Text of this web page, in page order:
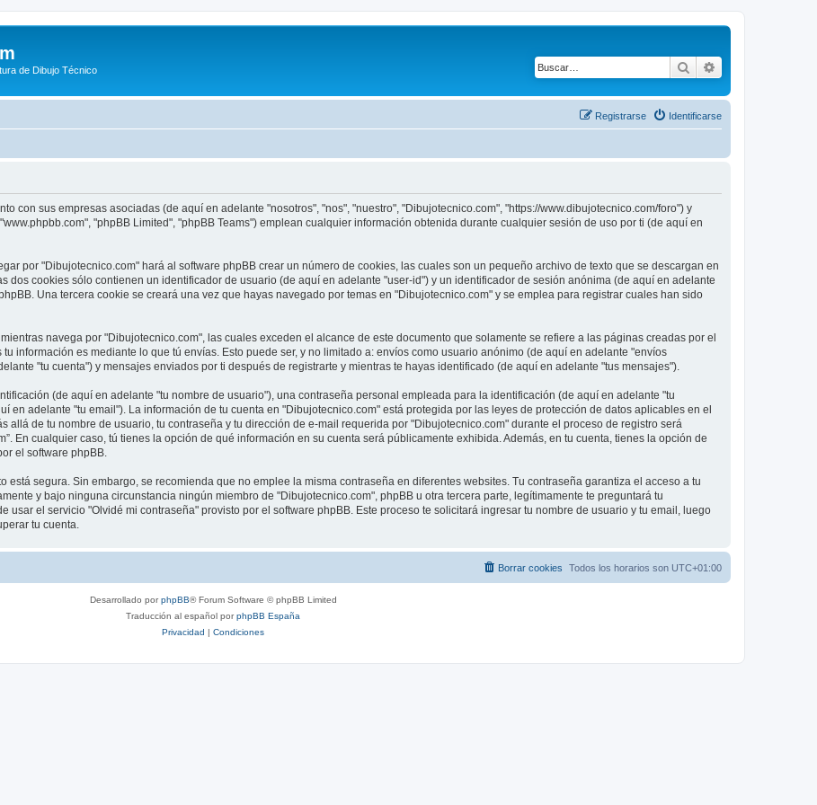
de Dibujo Técnico Buscar
Identificarse
Registrarse
con sus empresas asociadas (de aquí en adelante "nosotros", "nos", "nuestro", "Dibujotecnico.com", "https://www.dibujotecnico.com/foro") y
"phpBB Limited", "phpBB Teams") emplean cualquier información obtenida durante cualquier sesión de uso por ti (de aquí en
por "Dibujotecnico.com" hará al software phpBB crear un número de cookies, las cuales son un pequeño archivo de texto que se descargan en
dos cookies sólo contienen un identificador de usuario (de aquí en adelante "user-id") y un identificador de sesión anónima (de aquí en adelante
Una tercera cookie se creará una vez que hayas navegado por temas en "Dibujotecnico.com" y se emplea para registrar cuales han sido
navega por "Dibujotecnico.com", las cuales exceden el alcance de este documento que solamente se refiere a las páginas creadas por el
información es mediante lo que tú envías. Esto puede ser, y no limitado a: envíos como usuario anónimo (de aquí en adelante "envíos
"tu cuenta") y mensajes enviados por ti después de registrarte y mientras te hayas identificado (de aquí en adelante "tus mensajes").
(de aquí en adelante "tu nombre de usuario"), una contraseña personal empleada para la identificación (de aquí en adelante "tu
en adelante "tu email"). La información de tu cuenta en "Dibujotecnico.com" está protegida por las leyes de protección de datos aplicables en el
allá de tu nombre de usuario, tu contraseña y tu dirección de e-mail requerida por "Dibujotecnico.com" durante el proceso de registro será
En cualquier caso, tú tienes la opción de qué información en su cuenta será públicamente exhibida. Además, en tu cuenta, tienes la opción de
el software phpBB.
está segura. Sin embargo, se recomienda que no emplee la misma contraseña en diferentes websites. Tu contraseña garantiza el acceso a tu
y bajo ninguna circunstancia ningún miembro de "Dibujotecnico.com", phpBB u otra tercera parte, legítimamente te preguntará tu
usar el servicio "Olvidé mi contraseña" provisto por el software phpBB. Este proceso te solicitará ingresar tu nombre de usuario y tu email, luego
tu cuenta.
Todos los horarios son UTC+01:00
Borrar cookies
Desarrollado porphpBB® Forum Software © phpBB Limited
Traducción al español porphpBB España
Privacidad | Condiciones